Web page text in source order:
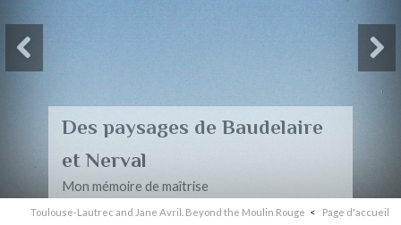
Des paysages de Baudelaire
et Nerval
Mon mémoire de maîtrise
Toulouse-Lautrec and Jane Avril. Beyond the Moulin Rouge Page d'accueil